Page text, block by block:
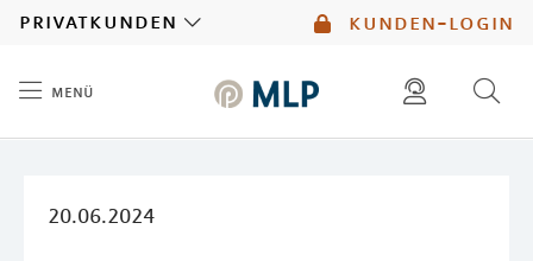
kunden-login
privatkunden
menü
20.06.2024